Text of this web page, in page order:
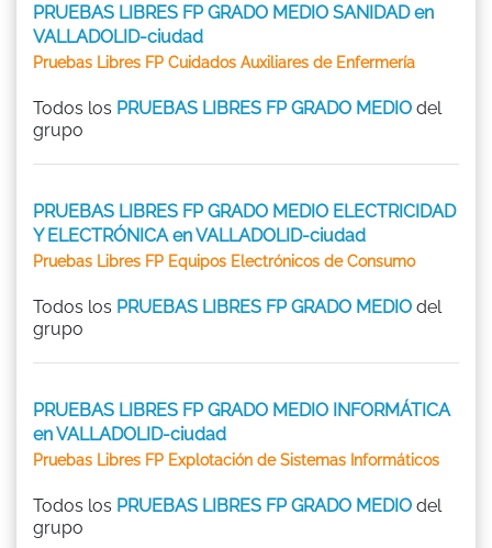
PRUEBAS LIBRES FP GRADO MEDIO SANIDAD en
VALLADOLID-ciudad
Pruebas Libres FP Cuidados Auxiliares de Enfermería
Todos los PRUEBAS LIBRES FP GRADO MEDIO del
grupo
PRUEBAS LIBRES FP GRADO MEDIO ELECTRICIDAD
Y ELECTRÓNICA en VALLADOLID-ciudad
Pruebas Libres FP Equipos Electrónicos de Consumo
Todos los PRUEBAS LIBRES FP GRADO MEDIO del
grupo
PRUEBAS LIBRES FP GRADO MEDIO INFORMÁTICA
en VALLADOLID-ciudad
Pruebas Libres FP Explotación de Sistemas Informáticos
Todos los PRUEBAS LIBRES FP GRADO MEDIO del
grupo